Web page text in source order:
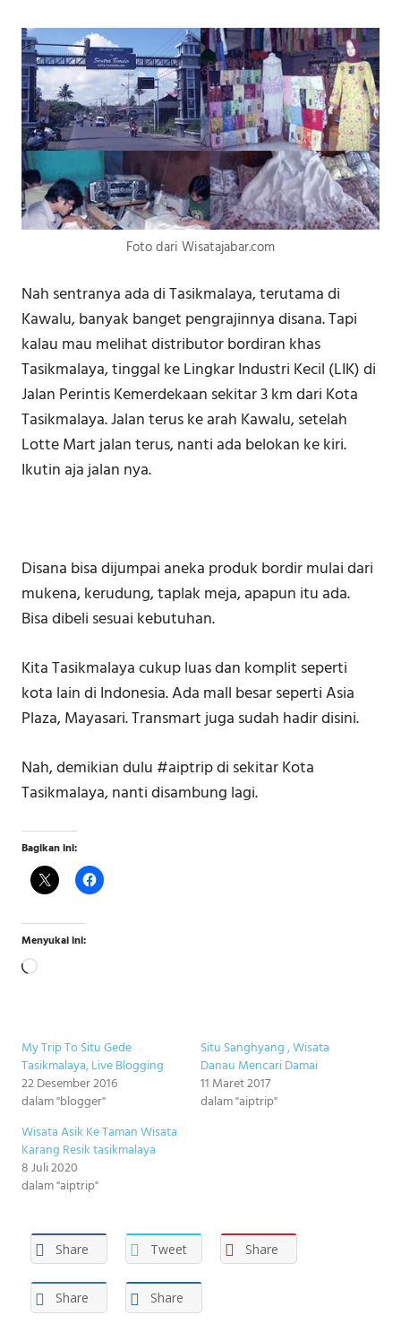
Foto dari Wisatajabar.com
Nah sentranya ada di Tasikmalaya, terutama di
Kawalu, banyak banget pengrajinnya disana. Tapi
kalau mau melihat distributor bordiran khas
Tasikmalaya, tinggal ke Lingkar Industri Kecil (LIK) di
Jalan Perintis Kemerdekaan sekitar 3 km dari Kota
Tasikmalaya. Jalan terus ke arah Kawalu, setelah
Lotte Mart jalan terus, nanti ada belokan ke kiri.
Ikutin aja jalan nya.
Disana bisa dijumpai aneka produk bordir mulai dari
mukena, kerudung, taplak meja, apapun itu ada.
Bisa dibeli sesuai kebutuhan.
Kita Tasikmalaya cukup luas dan komplit seperti
kota lain di Indonesia. Ada mall besar seperti Asia
Plaza, Mayasari. Transmart juga sudah hadir disini.
Nah, demikian dulu #aiptrip di sekitar Kota
Tasikmalaya, nanti disambung lagi.
Bagikan ini:
Menyukai ini:
Memuat...
My Trip To Situ Gede
Tasikmalaya, Live Blogging
22 Desember 2016
dalam "blogger"
Situ Sanghyang , Wisata
Danau Mencari Damai
11 Maret 2017
dalam "aiptrip"
Wisata Asik Ke Taman Wisata
Karang Resik tasikmalaya
8 Juli 2020
dalam "aiptrip"
Share Tweet Share
Share Share